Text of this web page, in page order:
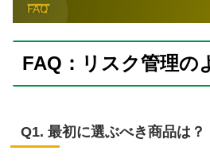
FAQ：リスク管理の
Q1. 最初に選ぶべき商品は？